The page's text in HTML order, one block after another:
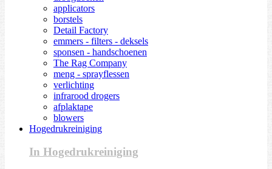
applicators
borstels
Detail Factory
emmers - filters - deksels
sponsen - handschoenen
The Rag Company
meng - sprayflessen
verlichting
infrarood drogers
afplaktape
blowers
Hogedrukreiniging
In Hogedrukreiniging